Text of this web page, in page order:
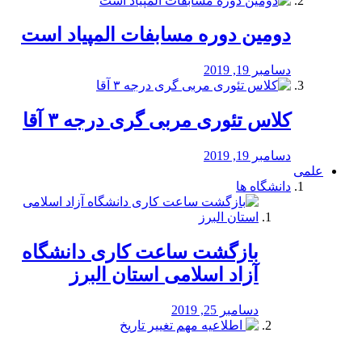
دومین دوره مسابفات المپیاد است
دسامبر 19, 2019
کلاس تئوری مربی گری درجه ۳ آقا
دسامبر 19, 2019
علمی
دانشگاه ها
بازگشت ساعت کاری دانشگاه
آزاد اسلامی استان البرز
دسامبر 25, 2019